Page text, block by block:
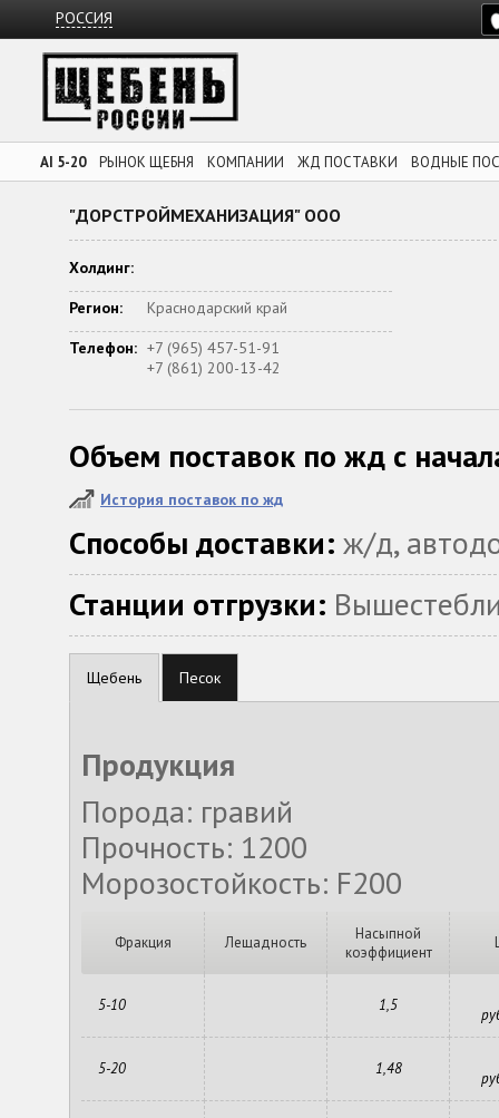
РОССИЯ
AI 5-20 РЫНОК ЩЕБНЯ КОМПАНИИ ЖД ПОСТАВКИ ВОДНЫЕ
"ДОРСТРОЙМЕХАНИЗАЦИЯ" ООО
Холдинг:
Регион:
Краснодарский край
Телефон: +7 (965) 457-51-91
+7 (861) 200-13-42
Объем поставок по жд с
История поставок по жд
Способы доставки: ж/д,
Станции отгрузки:
Щебень Песок
Продукция
Порода: гравий
Прочность: 1200
Морозостойкость: F200
Фракция Лещадность
Насыпной
коэффициент
5-10 1,5
5-20 1,48